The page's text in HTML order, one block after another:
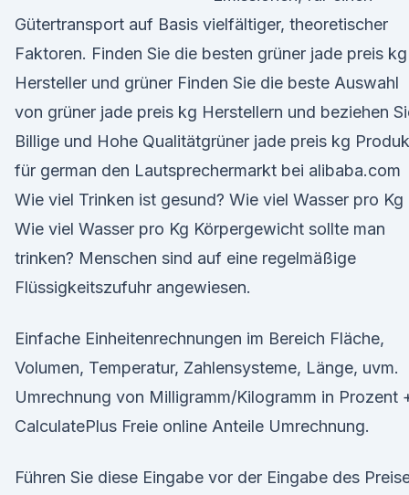
Gütertransport auf Basis vielfältiger, theoretischer
Faktoren. Finden Sie die besten grüner jade preis kg
Hersteller und grüner Finden Sie die beste Auswahl
von grüner jade preis kg Herstellern und beziehen
Billige und Hohe Qualitätgrüner jade preis kg
für german den Lautsprechermarkt bei alibaba.com
Wie viel Trinken ist gesund? Wie viel Wasser pro Kg
Wie viel Wasser pro Kg Körpergewicht sollte man
trinken? Menschen sind auf eine regelmäßige
Flüssigkeitszufuhr angewiesen.
Einfache Einheitenrechnungen im Bereich Fläche,
Volumen, Temperatur, Zahlensysteme, Länge, uvm.
Umrechnung von Milligramm/Kilogramm in Prozent
CalculatePlus Freie online Anteile Umrechnung.
Führen Sie diese Eingabe vor der Eingabe des